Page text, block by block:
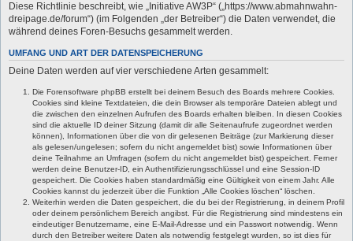
Diese Richtlinie beschreibt, wie „Initiative AW3P“ („https://www.abmahnwahn-
dreipage.de/forum“) (im Folgenden „der Betreiber“) die Daten verwendet, die
während deines Foren-Besuchs gesammelt werden.
UMFANG UND ART DER DATENSPEICHERUNG
Deine Daten werden auf vier verschiedene Arten gesammelt:
Die Forensoftware phpBB erstellt bei deinem Besuch des Boards mehrere Cookies.
Cookies sind kleine Textdateien, die dein Browser als temporäre Dateien ablegt und
die zwischen den einzelnen Aufrufen des Boards erhalten bleiben. In diesen Cookies
sind die aktuelle ID deiner Sitzung (damit dir alle Seitenaufrufe zugeordnet werden
können), Informationen über die von dir gelesenen Beiträge (zur Markierung dieser
als gelesen/ungelesen; sofern du nicht angemeldet bist) sowie Informationen über
deine Teilnahme an Umfragen (sofern du nicht angemeldet bist) gespeichert. Ferner
werden deine Benutzer-ID, ein Authentifizierungsschlüssel und eine Session-ID
gespeichert. Die Cookies haben standardmäßig eine Gültigkeit von einem Jahr. Alle
Cookies kannst du jederzeit über die Funktion „Alle Cookies löschen“ löschen.
Weiterhin werden die Daten gespeichert, die du bei der Registrierung, in deinem Profil
oder deinem persönlichem Bereich angibst. Für die Registrierung sind mindestens ein
eindeutiger Benutzername, eine E-Mail-Adresse und ein Passwort notwendig. Wenn
durch den Betreiber weitere Daten als notwendig festgelegt wurden, so ist dies für